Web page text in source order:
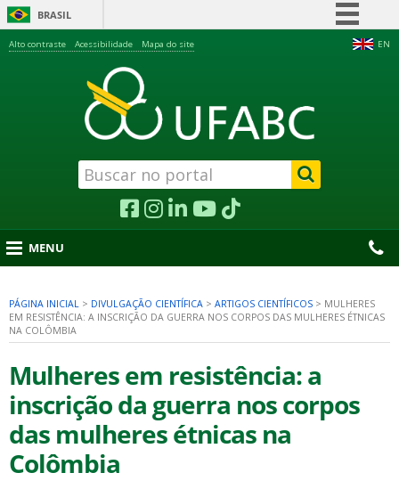
BRASIL
Acesso à informação
Legislação
Canais
EN
Alto contraste Acessibilidade Mapa do site
MENU
PÁGINA INICIAL > DIVULGAÇÃO CIENTÍFICA > ARTIGOS CIENTÍFICOS > MULHERES
EM RESISTÊNCIA: A INSCRIÇÃO DA GUERRA NOS CORPOS DAS MULHERES ÉTNICAS
NA COLÔMBIA
Mulheres em resistência: a
inscrição da guerra nos corpos
das mulheres étnicas na
Colômbia